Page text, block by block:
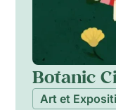
Botanic
Art et